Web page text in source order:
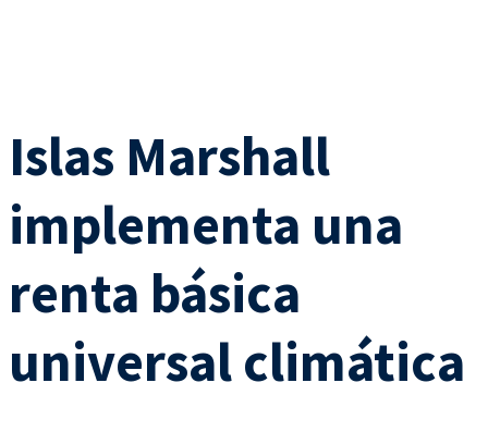
Islas Marshall
implementa una
renta básica
universal climática